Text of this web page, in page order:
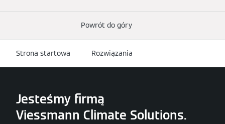
Powrót do góry
Strona startowa Rozwiązania
Jesteśmy firmą
Viessmann Climate Solutions.